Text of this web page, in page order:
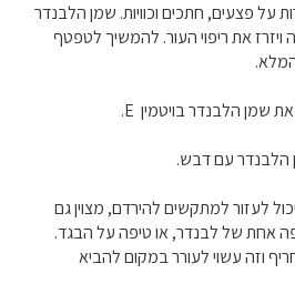
על פצעים, חתכים וכוויות. שמן הלבנדר
את ריפוי העור. להמשיך לטפטף
שמן הלבנדר בויטמין E
.
הלבנדר עם דבש.
לעזור למתקשים להירדם, מצוין גם
אחת של לבנדר, או טיפה על הבגד.
וזה עשוי לעורר במקום להביא